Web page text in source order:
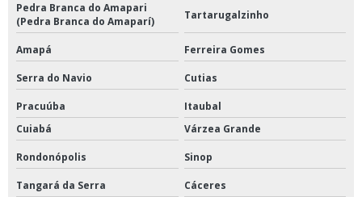
Pedra Branca do Amapari
(Pedra Branca do Amaparí)
Tartarugalzinho
Amapá Ferreira Gomes
Serra do Navio Cutias
Pracuúba
Itaubal
Cuiabá
Várzea Grande
Rondonópolis Sinop
Tangará da Serra Cáceres